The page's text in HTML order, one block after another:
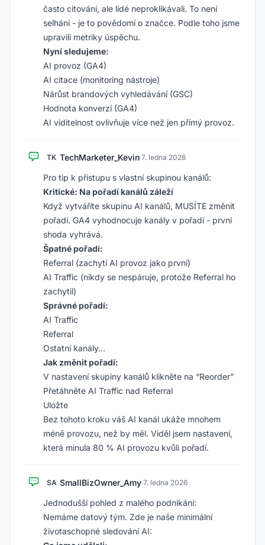
často citováni, ale lidé neproklikávali. To není
selhání - je to povědomí o značce. Podle toho jsme
upravili metriky úspěchu.
Nyní sledujeme:
AI provoz (GA4)
AI citace (monitoring nástroje)
Nárůst brandových vyhledávání (GSC)
Hodnota konverzí (GA4)
AI viditelnost ovlivňuje více než jen přímý provoz.
TK TechMarketer_Kevin·7. ledna 2026
Pro tip k přístupu s vlastní skupinou kanálů:
Kritické: Na pořadí kanálů záleží
Když vytváříte skupinu AI kanálů, MUSÍTE změnit
pořadí. GA4 vyhodnocuje kanály v pořadí - první
shoda vyhrává.
Špatné pořadí:
Referral (zachytí AI provoz jako první)
AI Traffic (nikdy se nespáruje, protože Referral ho
zachytil)
Správné pořadí:
AI Traffic
Referral
Ostatní kanály…
Jak změnit pořadí:
V nastavení skupiny kanálů klikněte na “Reorder”
Přetáhněte AI Traffic nad Referral
Uložte
Bez tohoto kroku váš AI kanál ukáže mnohem
méně provozu, než by měl. Viděl jsem nastavení,
která minula 80 % AI provozu kvůli pořadí.
SA SmallBizOwner_Amy·7. ledna 2026
Jednodušší pohled z malého podnikání:
Nemáme datový tým. Zde je naše minimální
životaschopné sledování AI: